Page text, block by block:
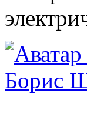
Борис